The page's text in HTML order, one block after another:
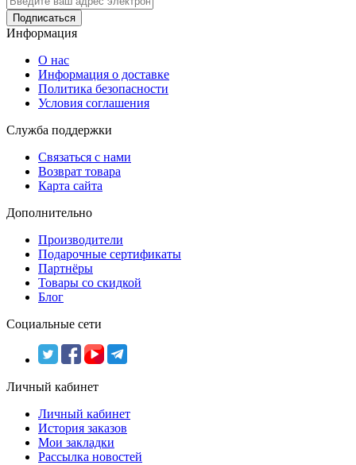
Подписаться
Информация
О нас
Информация о доставке
Политика безопасности
Условия соглашения
Служба поддержки
Связаться с нами
Возврат товара
Карта сайта
Дополнительно
Производители
Подарочные сертификаты
Партнёры
Товары со скидкой
Блог
Социальные сети
Личный кабинет
Личный кабинет
История заказов
Мои закладки
Рассылка новостей